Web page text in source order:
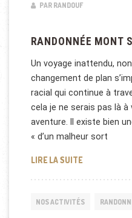
PAR RANDOUF
RANDONNÉE MONT
Un voyage inattendu,
changement de plan
racial qui continue à
cela je ne serais pas là
aventure. Il existe bien
« d’un malheur sort
LIRE LA SUITERANDONNÉE
NOS ACTIVITÉS